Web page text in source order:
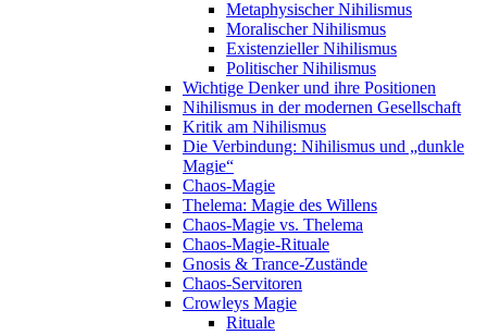
Metaphysischer Nihilismus
Moralischer Nihilismus
Existenzieller Nihilismus
Politischer Nihilismus
Wichtige Denker und ihre Positionen
Nihilismus in der modernen Gesellschaft
Kritik am Nihilismus
Die Verbindung: Nihilismus und „dunkle
Magie“
Chaos-Magie
Thelema: Magie des Willens
Chaos-Magie vs. Thelema
Chaos-Magie-Rituale
Gnosis & Trance-Zustände
Chaos-Servitoren
Crowleys Magie
Rituale